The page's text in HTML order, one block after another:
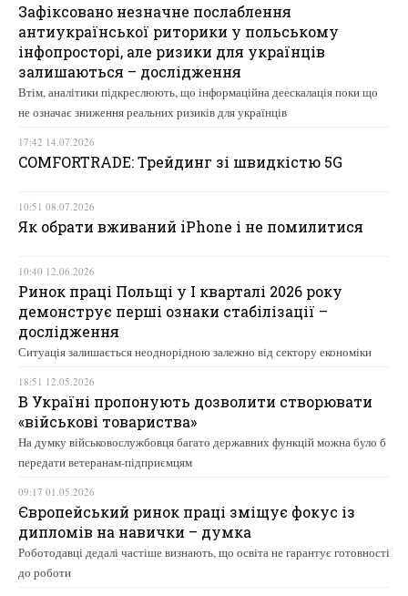
Зафіксовано незначне послаблення
антиукраїнської риторики у польському
інфопросторі, але ризики для українців
залишаються – дослідження
Втім, аналітики підкреслюють, що інформаційна деескалація поки що
не означає зниження реальних ризиків для українців
17:42 14.07.2026
COMFORTRADE: Трейдинг зі швидкістю 5G
10:51 08.07.2026
Як обрати вживаний iPhone і не помилитися
10:40 12.06.2026
Ринок праці Польщі у І кварталі 2026 року
демонструє перші ознаки стабілізації –
дослідження
Ситуація залишається неоднорідною залежно від сектору економіки
18:51 12.05.2026
В Україні пропонують дозволити створювати
«військові товариства»
На думку військовослужбовця багато державних функцій можна було б
передати ветеранам-підприємцям
09:17 01.05.2026
Європейський ринок праці зміщує фокус із
дипломів на навички – думка
Роботодавці дедалі частіше визнають, що освіта не гарантує готовності
до роботи